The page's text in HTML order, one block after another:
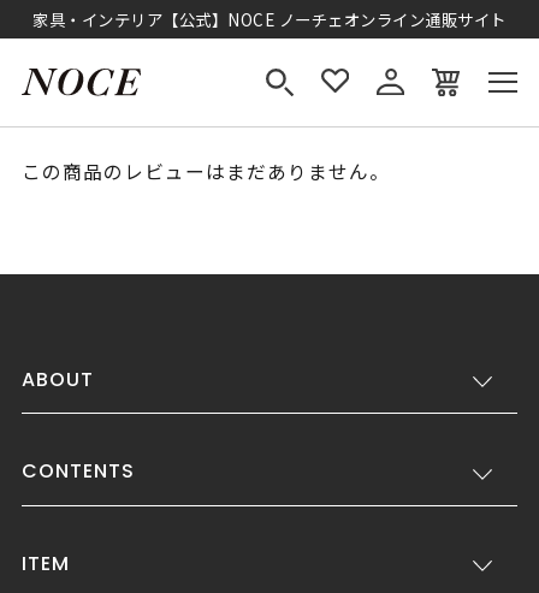
家具・インテリア【公式】NOCE ノーチェオンライン通販サイト
この商品のレビューはまだありません。
ABOUT
CONTENTS
ITEM